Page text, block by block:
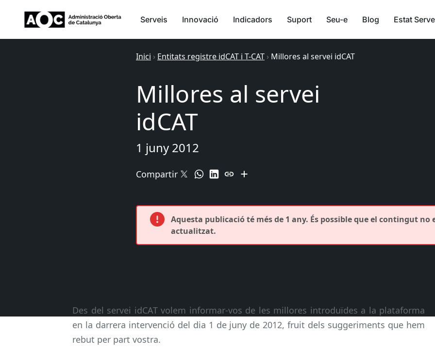
Serveis Innovació Indicadors Suport Seu-e Blog Estat
Inici › Entitats registre idCAT i T-CAT › Millores al servei idCAT
Millores al servei
idCAT
1 juny 2012
Compartir
Aquesta publicació té més de 1 any. És possible que el contingut no
actualitzat.
Des del servei idCAT volem informar-vos de les millores introduïdes a la plataforma
en la darrera intervenció del dia 1 de juny de 2012, fruit dels suggeriments que hem
rebut per part vostra.